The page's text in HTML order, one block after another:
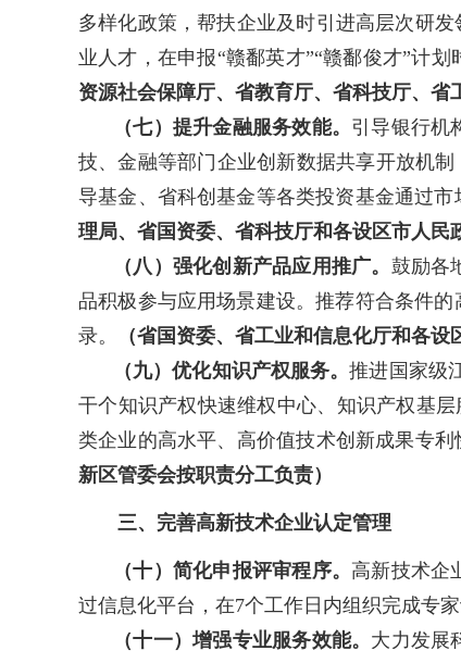
多样化政策，帮扶企业及时引进高层次研
业人才，在申报“赣鄱英才”“赣鄱俊才”计
资源社会保障厅、省教育厅、省科技厅、省
（七）提升金融服务效能。 引导银行机
技、金融等部门企业创新数据共享开放机
导基金、省科创基金等各类投资基金通过
理局、省国资委、省科技厅和各设区市人民
（八）强化创新产品应用推广。 鼓励各
品积极参与应用场景建设。推荐符合条件
录。
（省国资委、省工业和信息化厅和各
（九）优化知识产权服务。推进国家级
干个知识产权快速维权中心、知识产权基
类企业的高水平、高价值技术创新成果专利
新区管委会按职责分工负责）
三、完善高新技术企业认定管理
（十）简化申报评审程序。 高新技术企
过信息化平台，在7个工作日内组织完成专
（十一）增强专业服务效能。 大力发展